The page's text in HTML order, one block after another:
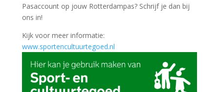
Pasaccount op jouw Rotterdampas? Schrijf je dan bij
ons in!
Kijk voor meer informatie:
www.sportencultuurtegoed.nl